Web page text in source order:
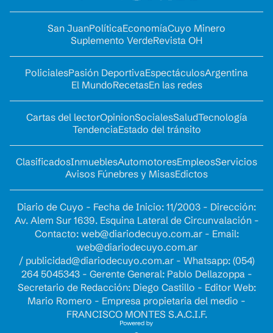
San JuanPolíticaEconomíaCuyo Minero
Suplemento VerdeRevista OH
PolicialesPasión DeportivaEspectáculosArgentina
El MundoRecetasEn las redes
Cartas del lectorOpinionSocialesSaludTecnología
TendenciaEstado del tránsito
ClasificadosInmueblesAutomotoresEmpleosServicios
Avisos Fúnebres y MisasEdictos
Diario de Cuyo - Fecha de Inicio: 11/2003 - Dirección:
Av. Alem Sur 1639. Esquina Lateral de Circunvalación -
Contacto: web@diariodecuyo.com.ar- Email:
web@diariodecuyo.com.ar
/ publicidad@diariodecuyo.com.ar- Whatsapp: (054)
264 5045343 - Gerente General: Pablo Dellazoppa -
Secretario de Redacción: Diego Castillo - Editor Web:
Mario Romero - Empresa propietaria del medio -
FRANCISCO MONTES S.A.C.I.F.